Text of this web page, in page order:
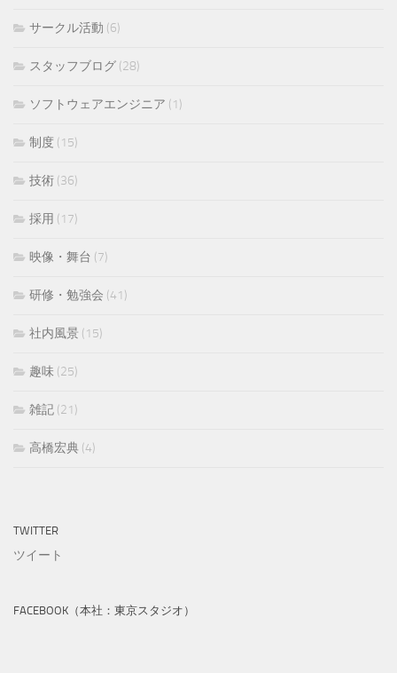
サークル活動 (6)
スタッフブログ (28)
ソフトウェアエンジニア (1)
制度 (15)
技術 (36)
採用 (17)
映像・舞台 (7)
研修・勉強会 (41)
社内風景 (15)
趣味 (25)
雑記 (21)
高橋宏典 (4)
TWITTER
ツイート
FACEBOOK（本社：東京スタジオ）